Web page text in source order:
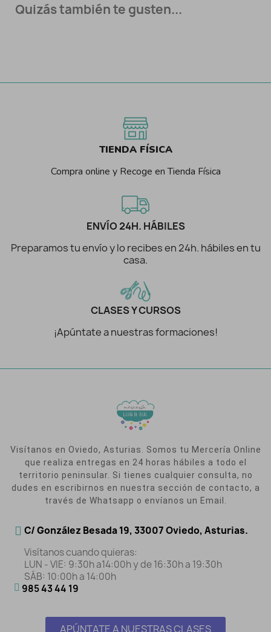
Quizás también te gusten...
TIENDA FÍSICA
Compra online y Recoge en Tienda Física
ENVÍO 24H. HÁBILES
Preparamos tu envío y lo recibes en 24h. hábiles en tu
casa.
CLASES Y CURSOS
¡Apúntate a nuestras formaciones!
Visítanos en Oviedo, Asturias. Somos tu Mercería Online
que realiza entregas en 24 horas hábiles a todo el
territorio peninsular. Si tienes cualquier consulta, no
dudes en escribirnos en nuestra sección de contacto, a
través de Whatsapp o envíanos un Email.
C/ González Besada 19, 33007 Oviedo, Asturias.
Visítanos cuando quieras:
LUN - VIE: 9:30h a14:00h y de 16:30h a 19:30h
SÁB: 10:00h a 14:00h
985 43 44 19
APÚNTATE A NUESTRAS CLASES